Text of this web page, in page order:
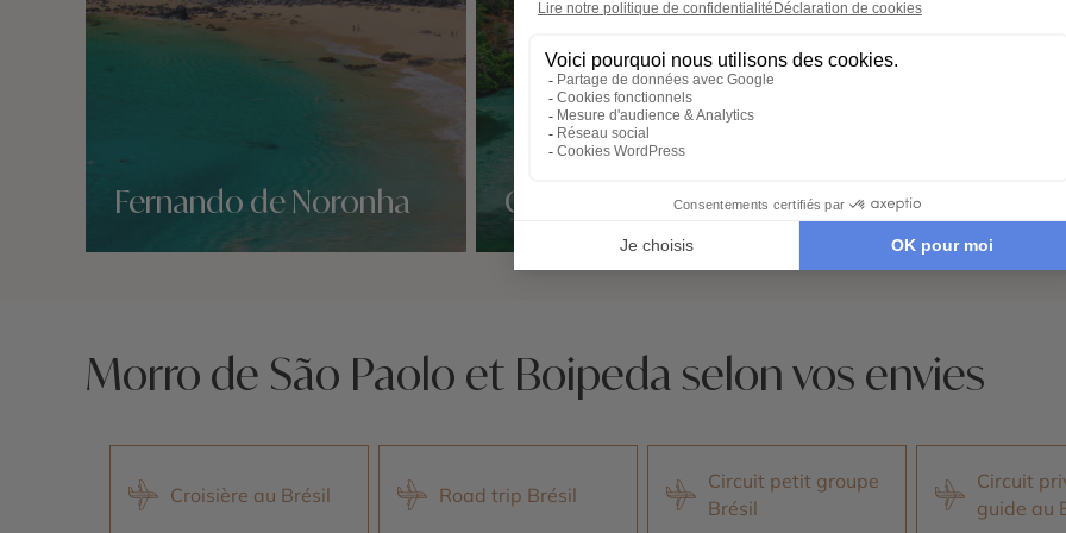
Fernando de Noronha Chapada Diamantina
Nos 1 idées voyage
Parc
Lençóis
Nos 1 idées voyage
Morro de São Paolo et Boipeda selon vos envies
Croisière au Brésil Road trip Brésil
Circuit petit groupe
Brésil
Circuit
guide au